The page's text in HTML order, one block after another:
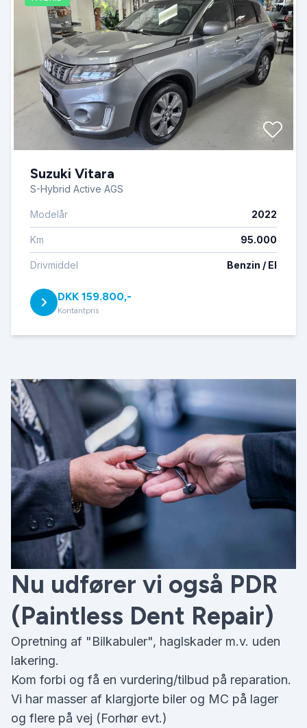
Suzuki Vitara
S-Hybrid Active AGS
Modelår 2022
Km 95.000
Drivmiddel Benzin / El
DKK 159.800,-
Kontantpris
Nu udfører vi også PDR
(Paintless Dent Repair)
Opretning af "Bilkabuler", haglskader m.v. uden
lakering.
Kom forbi og få en vurdering/tilbud på reparation.
Vi har masser af klargjorte biler og MC på lager
og flere på vej (Forhør evt.)